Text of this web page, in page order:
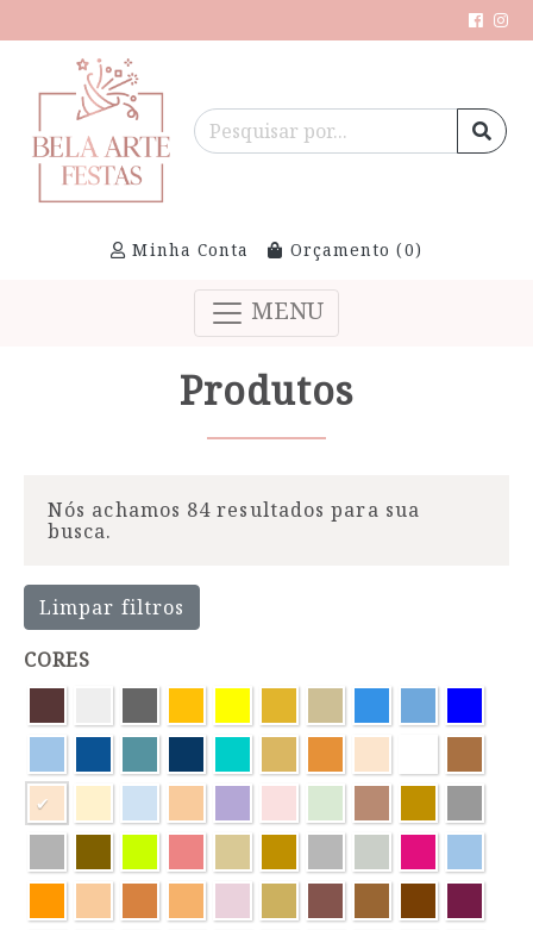
Minha Conta Orçamento (0)
MENU
Produtos
Nós achamos 84 resultados para sua
busca.
Limpar filtros
CORES